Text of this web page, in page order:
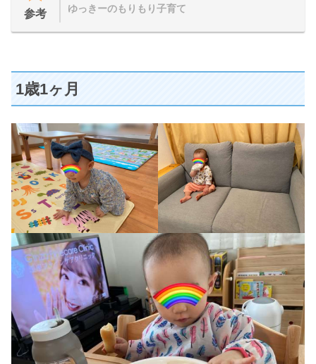
参考 ゆっきーのもりもり子育て
1歳1ヶ月